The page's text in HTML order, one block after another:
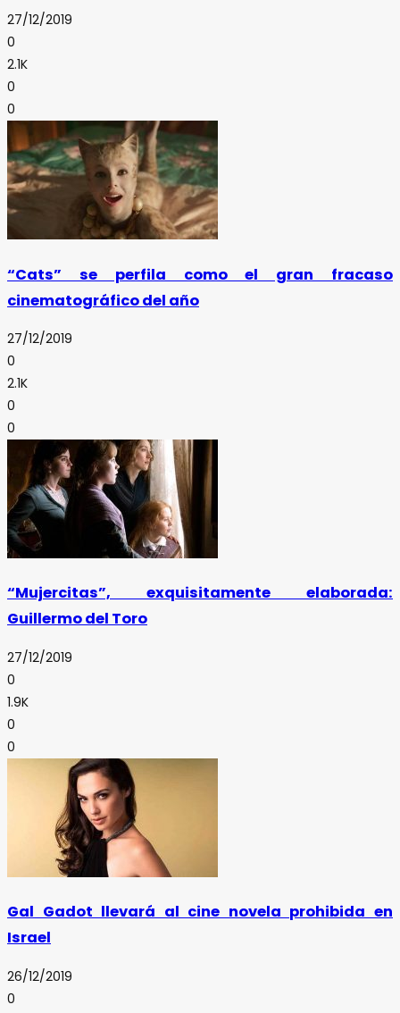
27/12/2019
0
2.1K
0
0
“Cats” se perfila como el gran fracaso
cinematográfico del año
27/12/2019
0
2.1K
0
0
“Mujercitas”, exquisitamente elaborada:
Guillermo del Toro
27/12/2019
0
1.9K
0
0
Gal Gadot llevará al cine novela prohibida en
Israel
26/12/2019
0